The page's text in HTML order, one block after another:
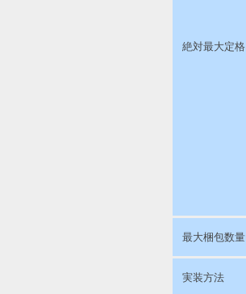
絶対最大定格
最大梱包数量
実装方法